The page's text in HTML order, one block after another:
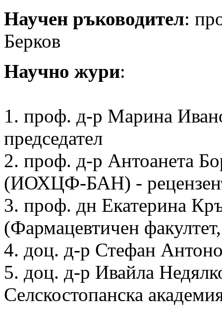
Научен ръководител:
Берков
Научно жури:
1. проф. д-р Марина
председател
2. проф. д-р Антоанета
(ИОХЦФ-БАН) -
3. проф. дн Екатерина
(Фармацевтичен
4. доц. д-р Стефан
5. доц. д-р Ивайла
Селскостопанска